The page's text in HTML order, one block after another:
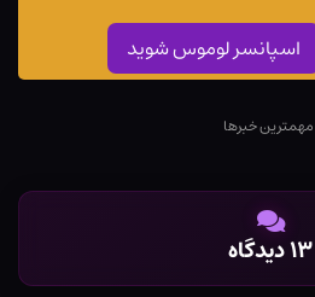
اسپانسر لوموس شوید
مهمترین خبرها
۱۳ دیدگاه